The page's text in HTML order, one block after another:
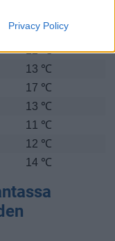
Privacy Policy
14 ℃
12 ℃
13 ℃
17 ℃
13 ℃
11 ℃
12 ℃
14 ℃